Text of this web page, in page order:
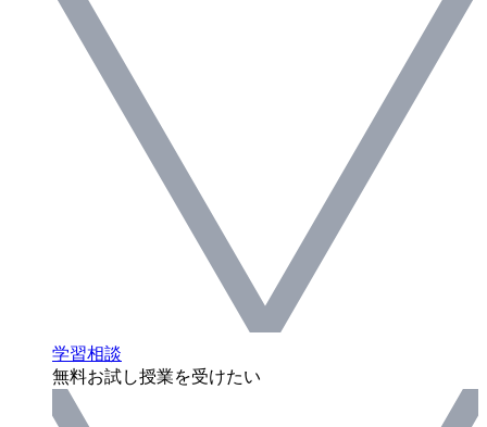
学習相談
無料お試し授業を受けたい